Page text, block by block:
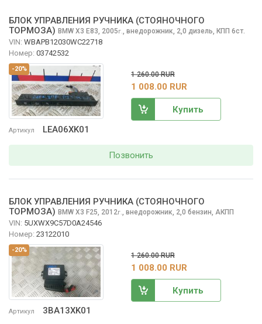
-20%
Артикул LEA06XK01
БЛОК УПРАВЛЕНИЯ РУЧНИКА (СТОЯНОЧНОГО
ТОРМОЗА) BMW X3 E83, 2005г., внедорожник, 2,0 дизель, КПП 6ст.
VIN: WBAPB12030WC22718
Номер: 03742532
1 260.00 RUR
1 008.00 RUR
Купить
Позвонить
-20%
Артикул 3BA13XK01
БЛОК УПРАВЛЕНИЯ РУЧНИКА (СТОЯНОЧНОГО
ТОРМОЗА) BMW X3 F25, 2012г., внедорожник, 2,0 бензин, АКПП
VIN: 5UXWX9C57D0A24546
Номер: 23122010
1 260.00 RUR
1 008.00 RUR
Купить